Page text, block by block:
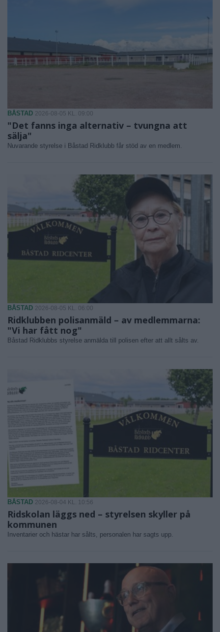
BÅSTAD 2026-08-05 KL. 09:00
"Det fanns inga alternativ – tvungna att
sälja"
Nuvarande styrelse i Båstad Ridklubb får stöd av en medlem.
BÅSTAD 2026-08-05 KL. 06:00
Ridklubben polisanmäld – av medlemmarna:
"Vi har fått nog"
Båstad Ridklubbs styrelse anmälda till polisen efter att allt sålts av.
BÅSTAD 2026-08-04 KL. 10:56
Ridskolan läggs ned – styrelsen skyller på
kommunen
Inventarier och hästar har sålts, personalen har sagts upp.